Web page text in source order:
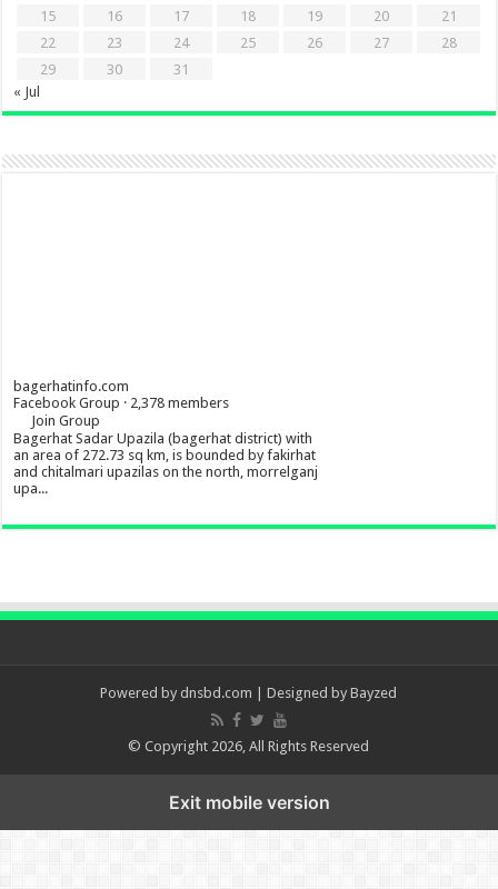
15
16 17 18 19 20
21
22
23 24 25 26 27
28
29
30
31
« Jul
bagerhatinfo.com
Facebook Group · 2,378 members
Join Group
Bagerhat Sadar Upazila (bagerhat district) with
an area of 272.73 sq km, is bounded by fakirhat
and chitalmari upazilas on the north, morrelganj
upa...
Powered by dnsbd.com | Designed byBayzed
© Copyright 2026, All Rights Reserved
Exit mobile version